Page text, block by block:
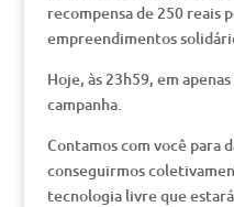
recompensa de 250 reais
empreendimentos
Hoje, às 23h59, em
campanha.
Contamos com você para
conseguirmos
tecnologia livre que